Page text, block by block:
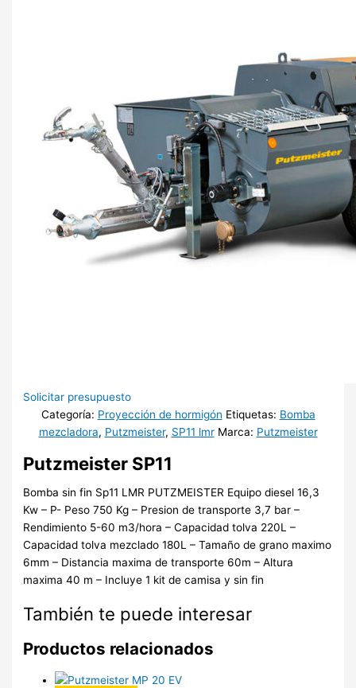
Solicitar presupuesto
Categoría: Proyección de hormigón Etiquetas: Bomba
mezcladora, Putzmeister, SP11 lmr Marca: Putzmeister
Putzmeister SP11
Bomba sin fin Sp11 LMR PUTZMEISTER Equipo diesel 16,3
Kw – P- Peso 750 Kg – Presion de transporte 3,7 bar –
Rendimiento 5-60 m3/hora – Capacidad tolva 220L –
Capacidad tolva mezclado 180L – Tamaño de grano maximo
6mm – Distancia maxima de transporte 60m – Altura
maxima 40 m – Incluye 1 kit de camisa y sin fin
También te puede interesar
Productos relacionados